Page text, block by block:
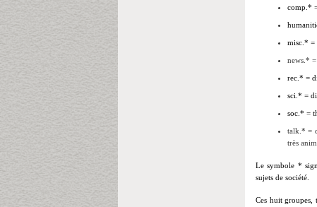
comp.*
misc.* =
news.* =
rec.* =
sci.* =
soc.* =
talk.* =
très
Le symbole *
sujets de société.
Ces huit groupes,